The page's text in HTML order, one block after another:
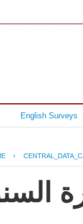
English Surveys
›